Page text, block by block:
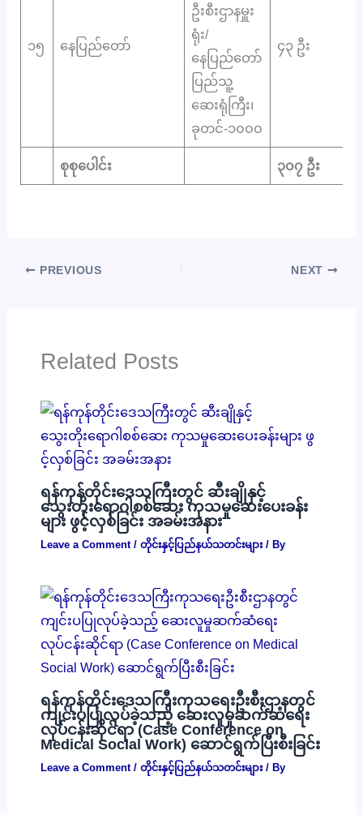
၁၅ ​နေပြည်တော်
ဦးစီးဌာနမှူး
ရုံး/
နေပြည်တော်
ပြည်သူ့
ဆေးရုံကြီး၊
ခုတင်-၁၀၀၀
၄၃ ဦး
စုစုပေါင်း ၃၀၇ ဦး
PREVIOUS NEXT
Related Posts
ရန်ကုန်တိုင်းဒေသကြီးတွင် ဆီးချိုနှင့်
သွေးတိုးရောဂါစစ်ဆေး ကုသမှုဆေးပေးခန်း
များ ဖွင့်လှစ်ခြင်း အခမ်းအနား
Leave a Comment / တိုင်းနှင့်ပြည်နယ်သတင်းများ/ By
ရန်ကုန်တိုင်းဒေသကြီးကုသရေးဦးစီးဌာနတွင်
ကျင်းပပြုလုပ်ခဲ့သည့် ဆေးလူမှုဆက်ဆံရေး
လုပ်ငန်းဆိုင်ရာ (Case Conference on
Medical Social Work) ဆောင်ရွက်ပြီးစီးခြင်း
Leave a Comment / တိုင်းနှင့်ပြည်နယ်သတင်းများ/ By